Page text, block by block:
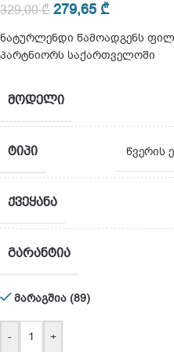
329,00₾ 279,65 ₾
ნატურლენდი წამოადგენს
პარტნიორს საქართველოში
ᲛᲝᲓᲔᲚᲘ
ᲢᲘᲞᲘ წვერის
ᲥᲕᲔᲧᲐᲜᲐ
ᲒᲐᲠᲐᲜᲢᲘᲐ
მარაგშია (89)
- +